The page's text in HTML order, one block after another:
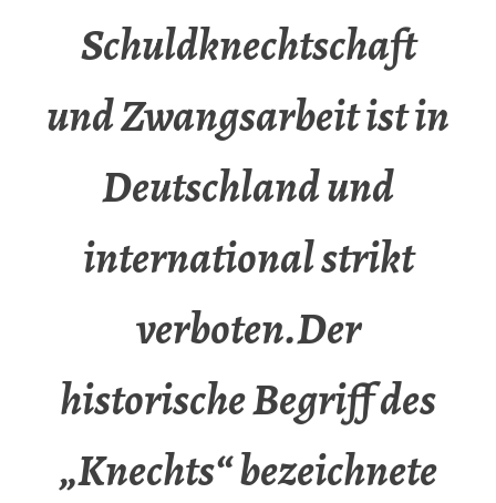
Schuldknechtschaft
und Zwangsarbeit ist in
Deutschland und
international strikt
verboten.Der
historische Begriff des
„Knechts“ bezeichnete